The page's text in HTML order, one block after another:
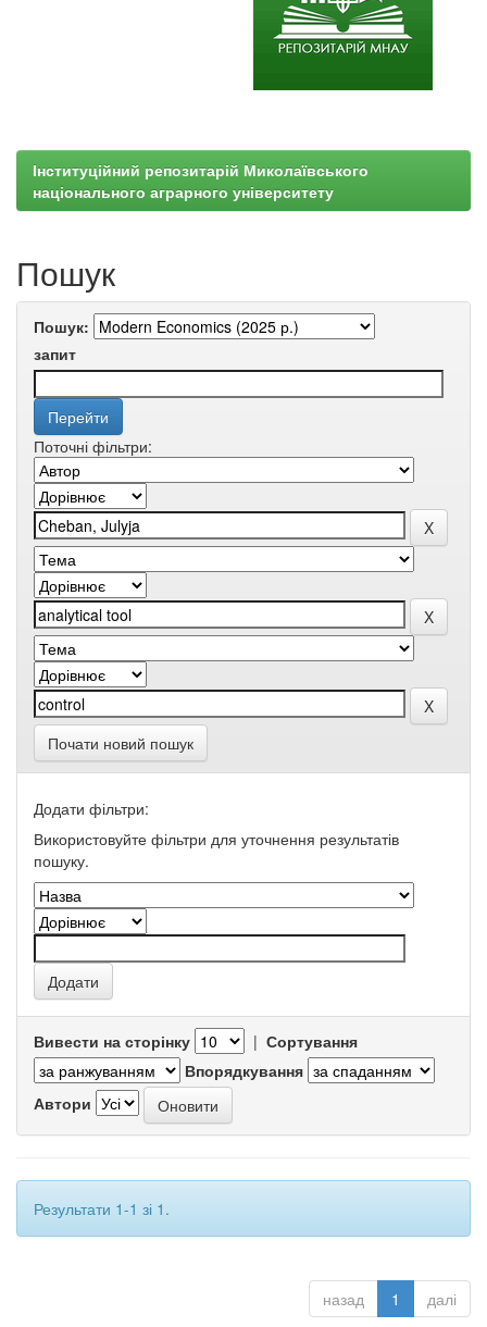
Інституційний репозитарій Миколаївського
національного аграрного університету
Пошук
Пошук:
запит
Поточні фільтри:
Почати новий пошук
Додати фільтри:
Використовуйте фільтри для уточнення результатів
пошуку.
Вивести на сторінку | Сортування
Впорядкування
Автори
Результати 1-1 зі 1.
назад 1 далі